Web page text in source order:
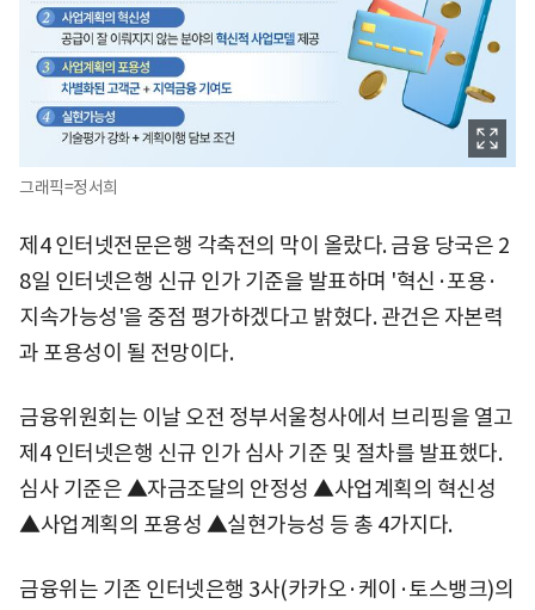
그래픽=정서희
제4 인터넷전문은행 각축전의 막이 올랐다. 금융 당국은 2
8일 인터넷은행 신규 인가 기준을 발표하며 '혁신·포용·
지속가능성'을 중점 평가하겠다고 밝혔다. 관건은 자본력
과 포용성이 될 전망이다.
금융위원회는 이날 오전 정부서울청사에서 브리핑을 열고
제4 인터넷은행 신규 인가 심사 기준 및 절차를 발표했다.
심사 기준은 ▲자금조달의 안정성 ▲사업계획의 혁신성
▲사업계획의 포용성 ▲실현가능성 등 총 4가지다.
금융위는 기존 인터넷은행 3사(카카오·케이·토스뱅크)의